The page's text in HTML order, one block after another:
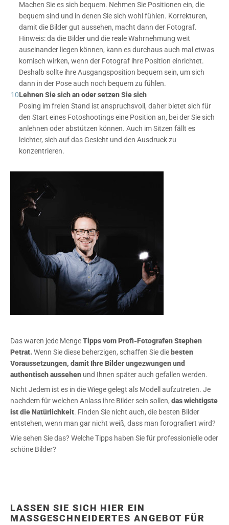
Machen Sie es sich bequem. Nehmen Sie Positionen ein, die
bequem sind und in denen Sie sich wohl fühlen. Korrekturen,
damit die Bilder gut aussehen, macht dann der Fotograf.
Hinweis: da die Bilder und die reale Wahrnehmung weit
auseinander liegen können, kann es durchaus auch mal etwas
komisch wirken, wenn der Fotograf ihre Position einrichtet.
Deshalb sollte ihre Ausgangsposition bequem sein, um sich
dann in der Pose auch noch bequem zu fühlen.
Lehnen Sie sich an oder setzen Sie sich
Posing im freien Stand ist anspruchsvoll, daher bietet sich für
den Start eines Fotoshootings eine Position an, bei der Sie sich
anlehnen oder abstützen können. Auch im Sitzen fällt es
leichter, sich auf das Gesicht und den Ausdruck zu
konzentrieren.
Das waren jede MengeTipps vom Profi-Fotografen Stephen
Petrat.Wenn Sie diese beherzigen, schaffen Sie die besten
Voraussetzungen, damit Ihre Bilder ungezwungen und
authentisch aussehen und Ihnen später auch gefallen werden.
Nicht Jedem ist es in die Wiege gelegt als Modell aufzutreten. Je
nachdem für welchen Anlass ihre Bilder sein sollen, das wichtigste
ist die Natürlichkeit. Finden Sie nicht auch, die besten Bilder
entstehen, wenn man gar nicht weiß, dass man forografiert wird?
Wie sehen Sie das? Welche Tipps haben Sie für professionielle oder
schöne Bilder?
LASSEN SIE SICH HIER EIN
MASSGESCHNEIDERTES ANGEBOT FÜR I